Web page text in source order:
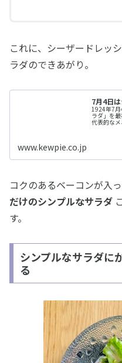
これに、シーザードレッ
ラダのできあがり。
7月4日
1924年7
ラダ」を
代表的な
www.kewpie.co.jp
コクのあるベーコンが入
だけのシンプルなサラダ
す。
シンプルなサラダに
る